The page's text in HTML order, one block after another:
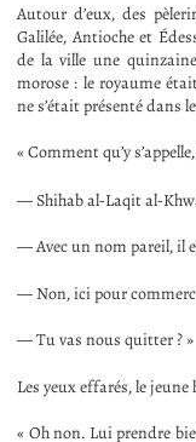
Autour d’eux, des
Galilée, Antioche et
de la ville une
morose : le royaume
ne s’était présenté dans
« Comment qu’y
— Shihab al-Laqit al-
— Avec un nom pareil, il
— Non, ici pour
— Tu vas nous quitter ? »
Les yeux effarés, le
« Oh non. Lui prendre